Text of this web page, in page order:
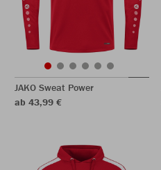
JAKO Sweat Power
ab 43,99 €